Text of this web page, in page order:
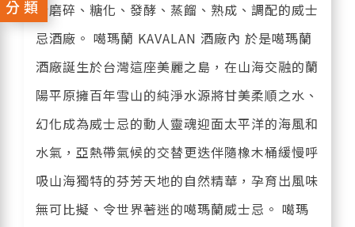
分類行磨碎、糖化、發酵、蒸餾、熟成、調配的威士
忌酒廠。 噶瑪蘭 KAVALAN 酒廠內 於是噶瑪蘭
酒廠誕生於台灣這座美麗之島，在山海交融的蘭
陽平原擁百年雪山的純淨水源將甘美柔順之水、
幻化成為威士忌的動人靈魂迎面太平洋的海風和
水氣，亞熱帶氣候的交替更迭伴隨橡木桶緩慢呼
吸山海獨特的芬芳天地的自然精華，孕育出風味
無可比擬、令世界著迷的噶瑪蘭威士忌。 噶瑪